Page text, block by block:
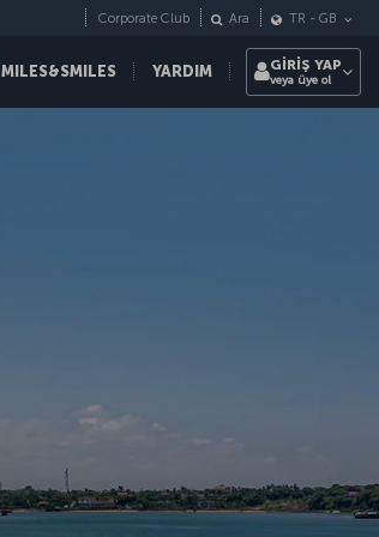
MILES&SMILES YARDIM
Corporate Club Ara TR - GB
GİRİŞ YAP
veya üye ol